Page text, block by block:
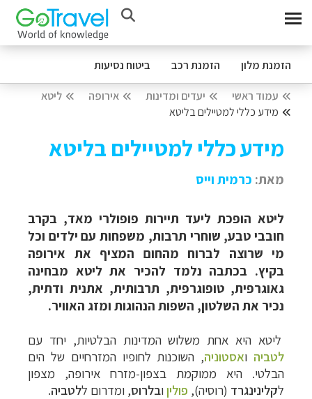
הזמנת מלון הזמנת רכב ביטוח נסיעות
עמוד ראשי יעדים ומדינות אירופה
ליטא
מידע כללי למטיילים בליטא
מידע כללי למטיילים בליטא
מאת: כרמית וייס
ליטא הופכת ליעד תיירות פופולרי מאד, בקרב
חובבי טבע, שוחרי תרבות, משפחות עם ילדים וכל
מי שרוצה לברוח מהחום המציף את אירופה
בקיץ. בכתבה נלמד להכיר את ליטא מבחינה
גאוגרפית, טופוגרפית, תרבותית, אתנית ודתית,
נכיר את השלטון, השפות הנהוגות ומזג האוויר.
ליטא היא אחת משלוש המדינות הבלטיות, יחד עם
לטביה ואסטוניה, השוכנות לחופיו המזרחיים של הים
הבלטי. היא ממוקמת בצפון-מזרח אירופה, מצפון
לקלינינגרד (רוסיה), פוליןובלרוס, ומדרום ללטביה.